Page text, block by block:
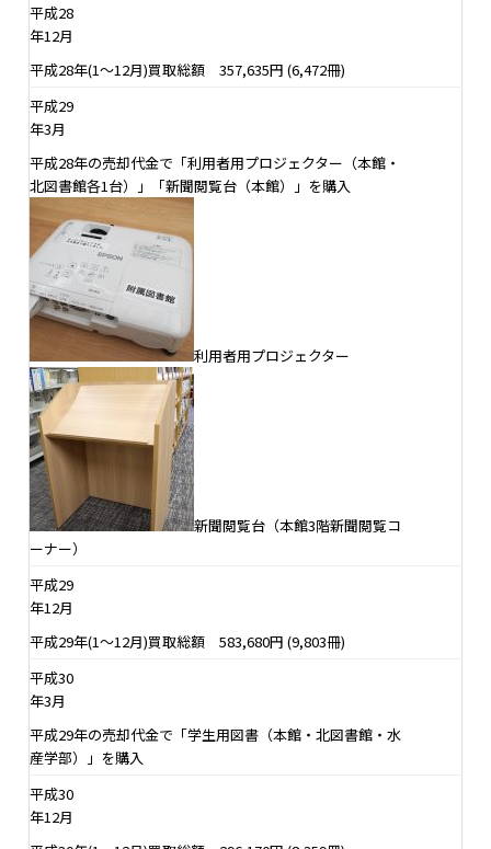
平成28
年12月
平成28年(1～12月)買取総額 357,635円 (6,472冊)
平成29
年3月
平成28年の売却代金で「利用者用プロジェクター（本館・
北図書館各1台）」「新聞閲覧台（本館）」を購入
利用者用プロジェクター
新聞閲覧台（本館3階新聞閲覧コ
ーナー）
平成29
年12月
平成29年(1～12月)買取総額 583,680円 (9,803冊)
平成30
年3月
平成29年の売却代金で「学生用図書（本館・北図書館・水
産学部）」を購入
平成30
年12月